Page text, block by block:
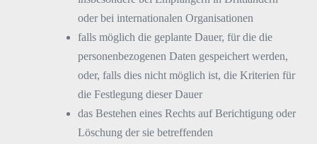
oder bei internationalen Organisationen
falls möglich die geplante Dauer, für die die
personenbezogenen Daten gespeichert werden,
oder, falls dies nicht möglich ist, die Kriterien für
die Festlegung dieser Dauer
das Bestehen eines Rechts auf Berichtigung oder
Löschung der sie betreffenden